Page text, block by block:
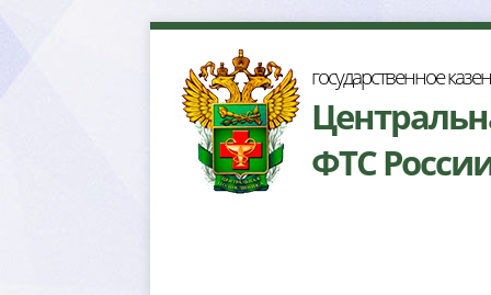
осударственное
ФТС